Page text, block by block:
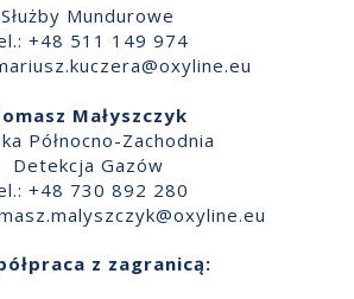
Służby Mundurowe
+48 511 149 974
Małyszczyk
Północno-Zachodnia
Detekcja Gazów
+48 730 892 280
z zagranicą: